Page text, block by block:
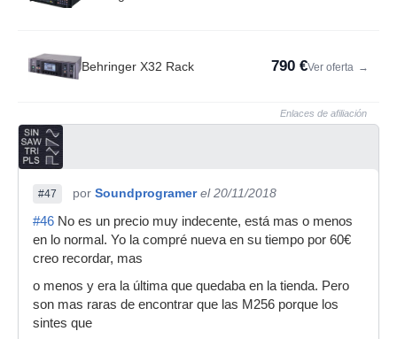
Behringer X32 Rack 790 €Ver oferta →
Enlaces de afiliación
#47 por Soundprogramer el 20/11/2018
#46 No es un precio muy indecente, está mas o menos
en lo normal. Yo la compré nueva en su tiempo por 60€
creo recordar, mas
o menos y era la última que quedaba en la tienda. Pero
son mas raras de encontrar que las M256 porque los
sintes que